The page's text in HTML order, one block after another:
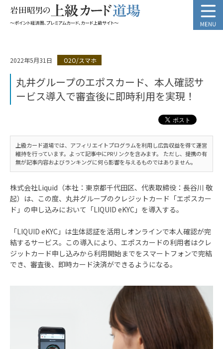
2022年5月31日 O2O/スマホ
丸井グループのエポスカード、本人確認サ
ービス導入で審査後に即時利用を実現！
上級カード道場では、アフィリエイトプログラムを利用し広告収益を得て運営
維持を行っています。よって記事中にPRリンクを含みます。 ただし、提携の有
無が記事内容およびランキングに何ら影響を与えるものではありません。
株式会社Liquid（本社：東京都千代田区、代表取締役：長谷川 敬
起）は、この度、丸井グループのクレジットカード「エポスカー
ド」の申し込みにおいて「LIQUID eKYC」を導入する。
「LIQUID eKYC」は生体認証を活用しオンラインで本人確認が完
結するサービス。この導入により、エポスカードの利用者はクレ
ジットカード申し込みから利用開始までをスマートフォンで完結
でき、審査後、即時カード決済ができるようになる。